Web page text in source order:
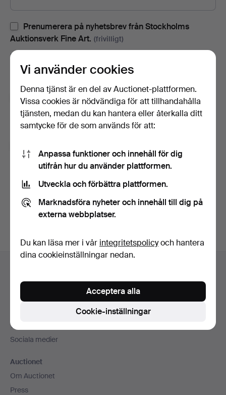
Prenumerera på nyhetsbrev från Stockholms
Auktionsverk Fine Art. (frivilligt)
Med bl.a. auktionskataloger, inbjudningar till evenemang och
nyheter. Om du ångrar dig kan du enkelt avsluta
prenumerationen.
Prenumerera på Auctionets nyhetsbrev. (frivilligt)
Med bl.a. experttips, utvalda föremål och inspiration. Om du
ångrar dig kan du enkelt avsluta prenumerationen.
användarvillkoren,köpvillkoren samt bekräftar att jag
har tagit del avintegritetspolicyn.
Skapa konto
Sidfotsnavigation
Kontakta support
Alla auktionshus
Vi skickar med
Sociala medier
Auctionet
Om Auctionet
Press
Vi använder cookies
Denna tjänst är en del av Auctionet-plattformen.
Vissa cookies är nödvändiga för att tillhandahålla
tjänsten, medan du kan hantera eller återkalla ditt
samtycke för de som används för att:
Anpassa funktioner och innehåll för dig
utifrån hur du använder plattformen.
Utveckla och förbättra plattformen.
Marknadsföra nyheter och innehåll till dig på
externa webbplatser.
Du kan läsa mer i vår integritetspolicyoch hantera
dina cookieinställningar nedan.
Cookie-inställningar
Acceptera alla